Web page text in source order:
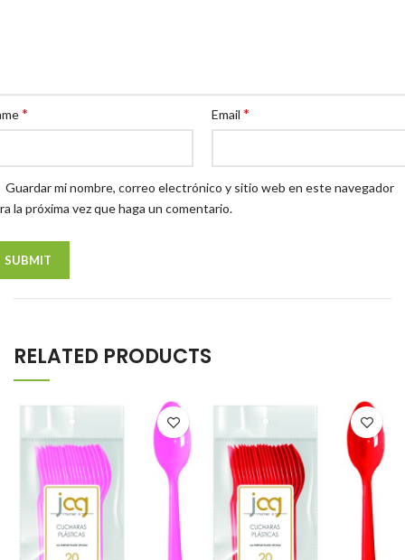
* Email *
Guardar mi nombre, correo electrónico y sitio web en este navegador
la próxima vez que haga un comentario.
RELATED PRODUCTS